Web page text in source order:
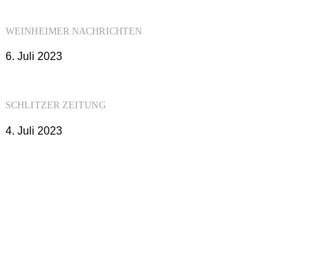
WEINHEIMER NACHRICHTEN
6. Juli 2023
SCHLITZER ZEITUNG
4. Juli 2023